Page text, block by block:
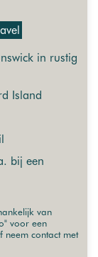
in rustig
Island
bij een
van
voor een
neem contact met